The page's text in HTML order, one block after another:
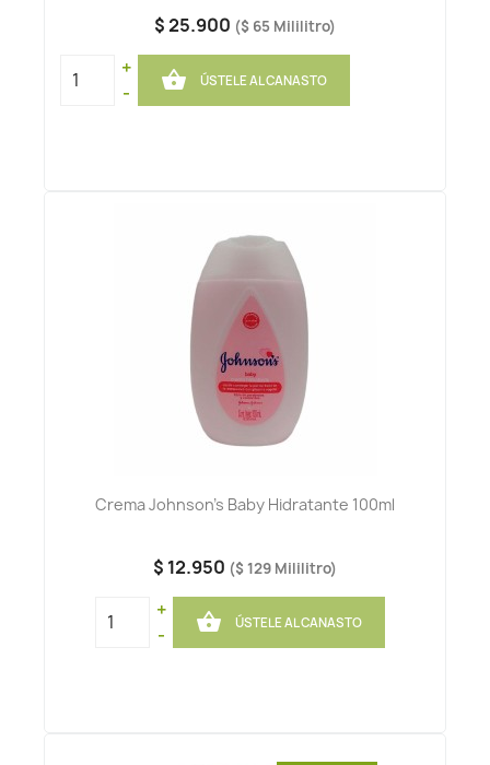
$ 25.900 ($ 65 Mililitro)
+
-
 ÚSTELE AL CANASTO
Crema Johnson's Baby Hidratante 100ml
$ 12.950 ($ 129 Mililitro)
+
-
 ÚSTELE AL CANASTO